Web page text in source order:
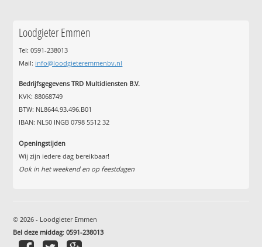
Loodgieter Emmen
Tel: 0591-238013
Mail: info@loodgieteremmenbv.nl
Bedrijfsgegevens TRD Multidiensten B.V.
KVK: 88068749
BTW: NL8644.93.496.B01
IBAN: NL50 INGB 0798 5512 32
Openingstijden
Wij zijn iedere dag bereikbaar!
Ook in het weekend en op feestdagen
© 2026 - Loodgieter Emmen
Bel deze middag:0591-238013